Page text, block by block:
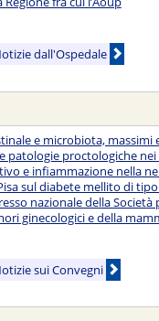
dall'Ospedale
e microbiota, massimi
patologie proctologiche
e infiammazione nella
sul diabete mellito di
nazionale della
ginecologici e della
sui Convegni